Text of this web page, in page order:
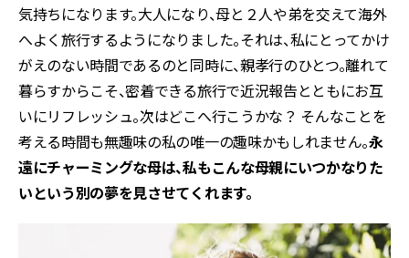
気持ちになります。大人になり、母と２人や弟を交えて海外
へよく旅行するようになりました。それは、私にとってかけ
がえのない時間であるのと同時に、親孝行のひとつ。離れて
暮らすからこそ、密着できる旅行で近況報告とともにお互
いにリフレッシュ。次はどこへ行こうかな？ そんなことを
考える時間も無趣味の私の唯一の趣味かもしれません。永
遠にチャーミングな母は、私もこんな母親にいつかなりた
いという別の夢を見させてくれます。